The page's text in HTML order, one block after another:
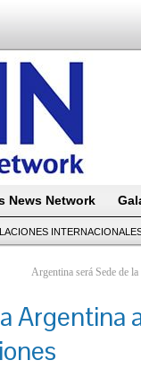
News Network
Argentina será Sede de
Argentina